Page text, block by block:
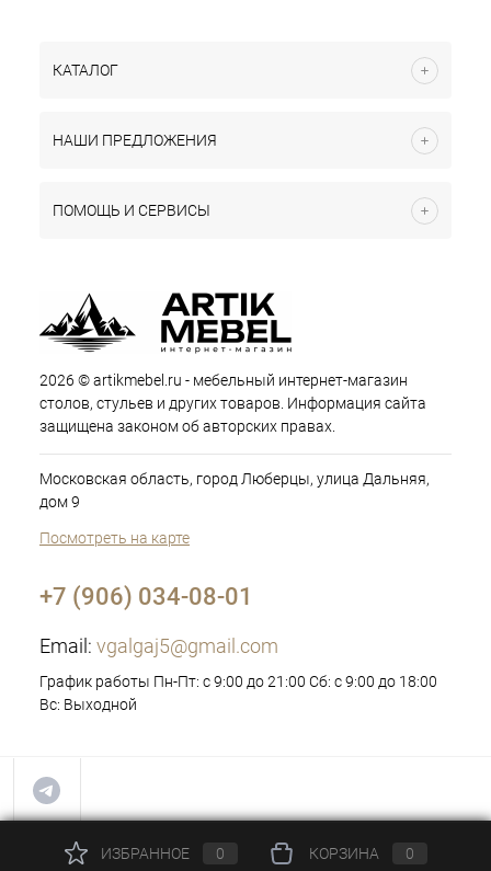
КАТАЛОГ
НАШИ ПРЕДЛОЖЕНИЯ
ПОМОЩЬ И СЕРВИСЫ
2026 © artikmebel.ru - мебельный интернет-магазин
столов, стульев и других товаров. Информация сайта
защищена законом об авторских правах.
Московская область, город Люберцы, улица Дальняя,
дом 9
Посмотреть на карте
+7 (906) 034-08-01
Email: vgalgaj5@gmail.com
График работы Пн-Пт: с 9:00 до 21:00 Сб: с 9:00 до 18:00
Вс: Выходной
ИЗБРАННОЕ 0 КОРЗИНА 0